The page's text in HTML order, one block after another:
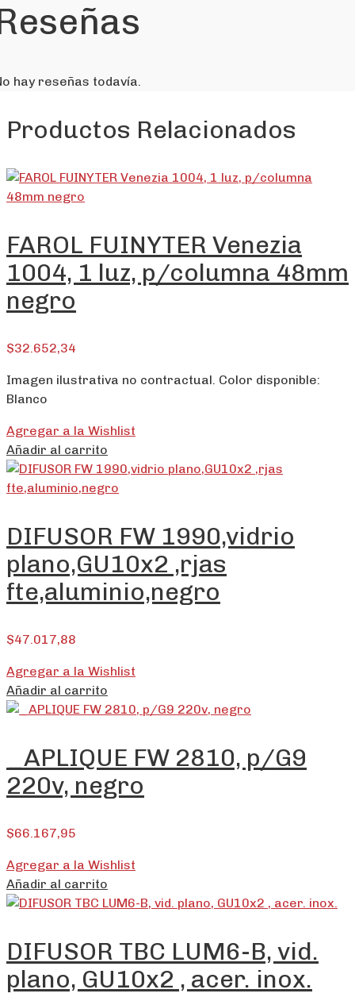
hay reseñas todavía.
Productos Relacionados
FAROL FUINYTER Venezia
1004, 1 luz, p/columna 48mm
negro
$32.652,34
Imagen ilustrativa no contractual. Color disponible:
Blanco
Agregar a la Wishlist
Añadir al carrito
DIFUSOR FW 1990,vidrio
plano,GU10x2 ,rjas
fte,aluminio,negro
$47.017,88
Agregar a la Wishlist
Añadir al carrito
_APLIQUE FW 2810, p/G9
220v, negro
$66.167,95
Agregar a la Wishlist
Añadir al carrito
DIFUSOR TBC LUM6-B, vid.
plano, GU10x2 , acer. inox.